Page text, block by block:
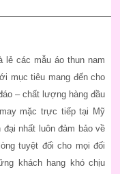
các mẫu áo thun nam
mục tiêu mang đến cho
– chất lượng hàng đầu
mặc trực tiếp tại Mỹ
nhất luôn đảm bảo về
tuyệt đối cho mọi đối
khách hang khó chịu